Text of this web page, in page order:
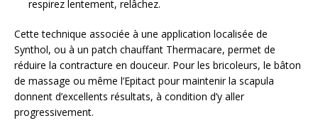
respirez lentement, relâchez.
Cette technique associée à une application localisée de
Synthol, ou à un patch chauffant Thermacare, permet de
réduire la contracture en douceur. Pour les bricoleurs, le bâton
de massage ou même l’Epitact pour maintenir la scapula
donnent d’excellents résultats, à condition d’y aller
progressivement.